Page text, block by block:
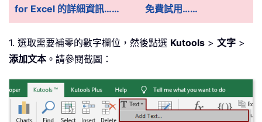
for Excel 的詳細資訊……
免費試用……
1. 選取需要補零的數字欄位，然後點選 Kutools > 文字 >
添加文本。請參閱截圖：